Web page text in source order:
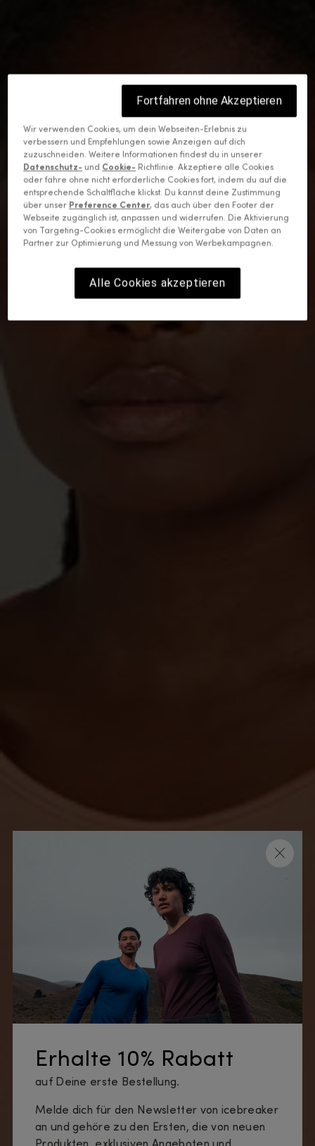
Erhalte 10% Rabatt
auf Deine erste Bestellung.
Melde dich für den Newsletter von icebreaker
an und gehöre zu den Ersten, die von neuen
Wir verwenden Cookies, um dein Webseiten-Erlebnis zu
verbessern und Empfehlungen sowie Anzeigen auf dich
zuzuschneiden. Weitere Informationen findest du in unserer
Datenschutz- und Cookie- Richtlinie. Akzeptiere alle Cookies
oder fahre ohne nicht erforderliche Cookies fort, indem du auf die
entsprechende Schaltfläche klickst. Du kannst deine Zustimmung
über unser Preference Center, das auch über den Footer der
Webseite zugänglich ist, anpassen und widerrufen. Die Aktivierung
von Targeting-Cookies ermöglicht die Weitergabe von Daten an
Partner zur Optimierung und Messung von Werbekampagnen.
Alle Cookies akzeptieren
Fortfahren ohne Akzeptieren